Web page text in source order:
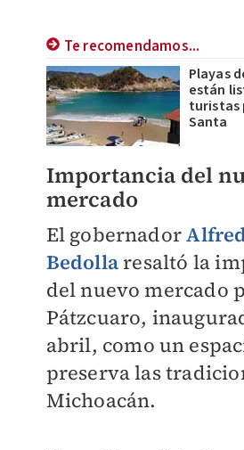
Te recomendamos...
Playas
están
turistas
Santa
Importancia del
mercado
El gobernador
Bedollaresaltó la
del nuevo mercado
Pátzcuaro,
abril, como un
preserva las
Michoacán.